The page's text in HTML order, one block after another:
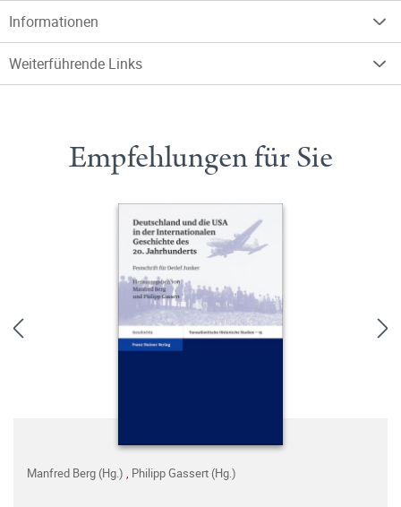
Informationen
Weiterführende Links
Empfehlungen für Sie
Manfred Berg (Hg.) , Philipp Gassert (Hg.)